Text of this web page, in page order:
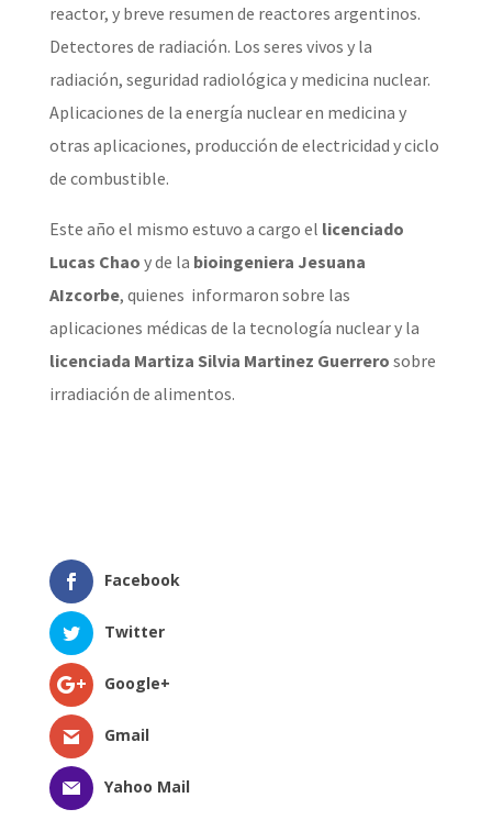
reactor, y breve resumen de reactores argentinos.
Detectores de radiación. Los seres vivos y la
radiación, seguridad radiológica y medicina nuclear.
Aplicaciones de la energía nuclear en medicina y
otras aplicaciones, producción de electricidad y ciclo
de combustible.
Este año el mismo estuvo a cargo el licenciado
Lucas Chao y de la bioingeniera Jesuana
AIzcorbe, quienes informaron sobre las
aplicaciones médicas de la tecnología nuclear y la
licenciada Martiza Silvia Martinez Guerrero sobre
irradiación de alimentos.
Facebook
Twitter
Google+
Gmail
Yahoo Mail